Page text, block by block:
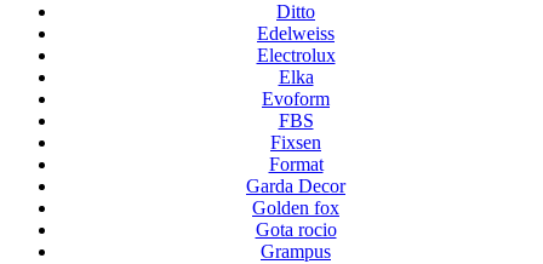
Ditto
Edelweiss
Electrolux
Elka
Evoform
FBS
Fixsen
Format
Garda Decor
Golden fox
Gota rocio
Grampus